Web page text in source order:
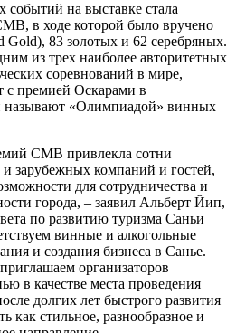
на выставке стала
в ходе которой было вручено
83 золотых и 62 серебряных.
из трех наиболее авторитетных
соревнований в мире,
с премией Оскарами в
называют «Олимпиадой» винных
CMB привлекла сотни
зарубежных компаний и гостей,
для сотрудничества и
города, – заявил Альберт Йип,
по развитию туризма Саньи
винные и алкогольные
и создания бизнеса в Санье.
организаторов
в качестве места проведения
долгих лет быстрого развития
как стильное, разнообразное и